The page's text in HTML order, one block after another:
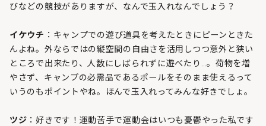
びなどの競技がありますが、なんで玉入れなんでしょう？
イケウチ ：キャンプでの遊び道具を考えたときにピーンときた
んよね。外ならではの縦空間の自由さを活用しつつ意外と狭い
ところで出来たり、人数にしばられずに遊べたり…。荷物を増
やさず、キャンプの必需品であるポールをそのまま使えるって
いうのもポイントやね。ほんで玉入れってみんな好きでしょ。
ツジ ：好きです！運動苦手で運動会はいつも憂鬱やった私です